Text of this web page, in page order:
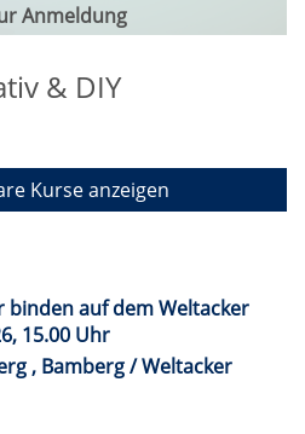
Anmeldung
& DIY
Kurse anzeigen
auf dem Weltacker
15.00 Uhr
, Bamberg / Weltacker